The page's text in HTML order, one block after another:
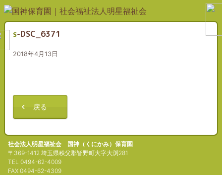
s-DSC_6371
2018年4月13日
戻る
社会法人明星福祉会 国神（くにかみ）保育園
〒369-1412 埼玉県秩父郡皆野町大字大渕281
TEL 0494-62-4009
FAX 0494-62-4309